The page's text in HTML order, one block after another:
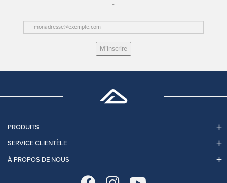
M’inscrire
PRODUITS
SERVICE CLIENTÈLE
À PROPOS DE NOUS